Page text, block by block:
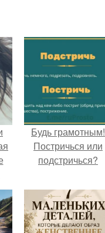
Будь грамотным!
Постричься или
подстричься?